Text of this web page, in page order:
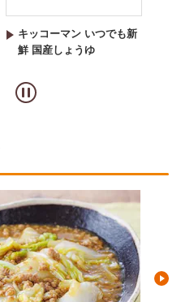
キッコーマン いつでも新
鮮 国産しょうゆ